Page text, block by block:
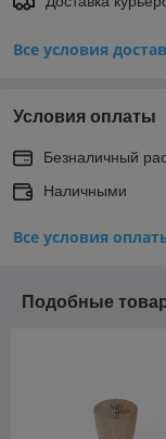
Все условия
Условия оплаты
Безналичный
Наличными
Все условия
Подобные